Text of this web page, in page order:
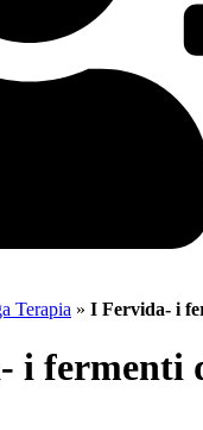
Terapia » I Fervida- i
i fermenti